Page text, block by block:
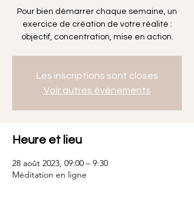
Pour bien démarrer chaque semaine, un
exercice de création de votre réalité :
objectif, concentration, mise en action.
Les inscriptions sont closes
Voir autres événements
Heure et lieu
28 août 2023, 09:00 – 9:30
Méditation en ligne